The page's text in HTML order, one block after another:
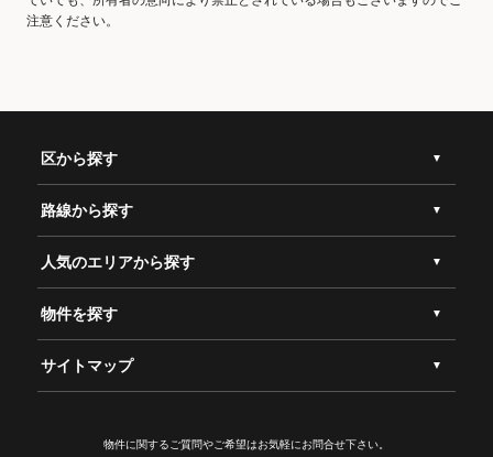
注意ください。
区から探す
路線から探す
人気のエリアから探す
物件を探す
サイトマップ
物件に関するご質問やご希望はお気軽にお問合せ下さい。